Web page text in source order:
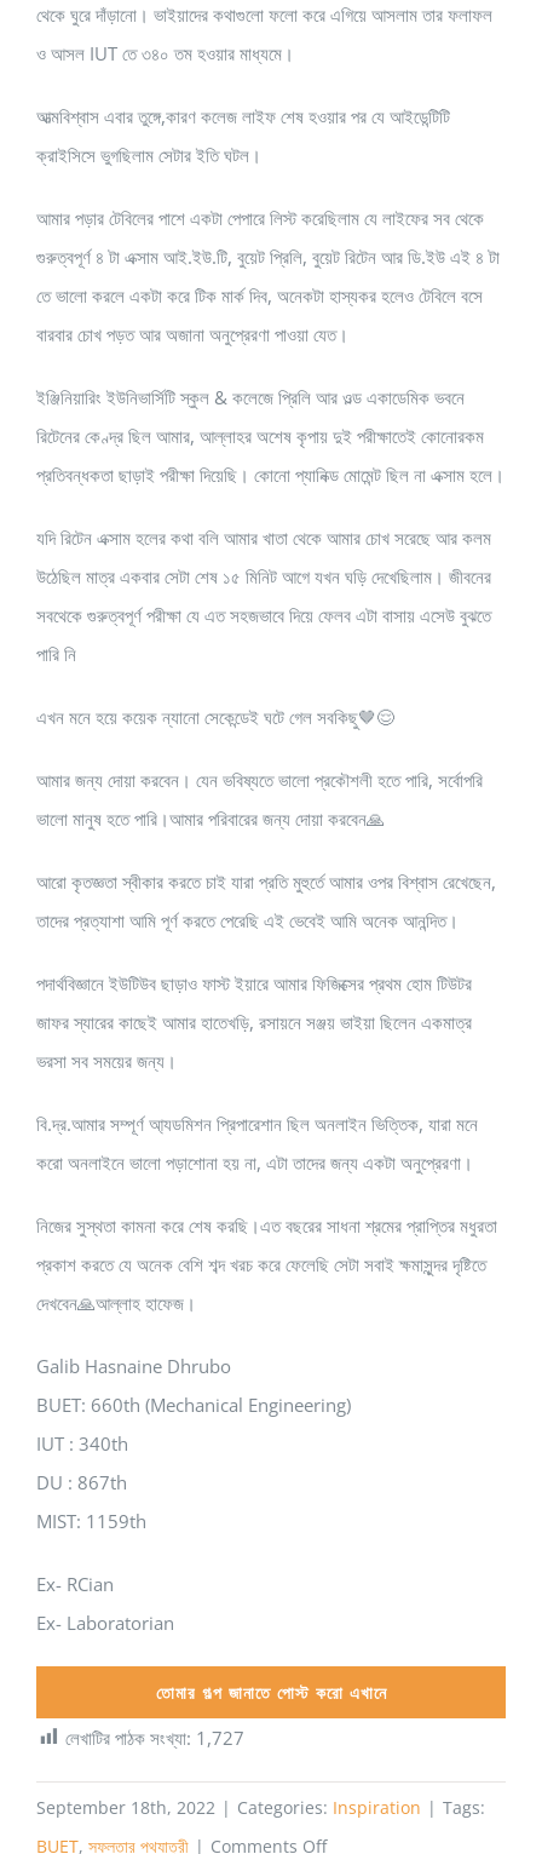
থেকে ঘুরে দাঁড়ানো। ভাইয়াদের কথাগুলো ফলো করে এগিয়ে আসলাম তার ফলাফল
ও আসল IUT তে ৩৪০ তম হওয়ার মাধ্যমে।
আত্মবিশ্বাস এবার তুঙ্গে,কারণ কলেজ লাইফ শেষ হওয়ার পর যে আইডেন্টিটি
ক্রাইসিসে ভুগছিলাম সেটার ইতি ঘটল।
আমার পড়ার টেবিলের পাশে একটা পেপারে লিস্ট করেছিলাম যে লাইফের সব থেকে
গুরুত্বপূর্ণ ৪ টা এক্সাম আই.ইউ.টি, বুয়েট প্রিলি, বুয়েট রিটেন আর ডি.ইউ এই ৪ টা
তে ভালো করলে একটা করে টিক মার্ক দিব, অনেকটা হাস্যকর হলেও টেবিলে বসে
বারবার চোখ পড়ত আর অজানা অনুপ্রেরণা পাওয়া যেত।
ইঞ্জিনিয়ারিং ইউনিভার্সিটি স্কুল & কলেজে প্রিলি আর ওল্ড একাডেমিক ভবনে
রিটেনের কেণ্দ্র ছিল আমার, আল্লাহর অশেষ কৃপায় দুই পরীক্ষাতেই কোনোরকম
প্রতিবন্ধকতা ছাড়াই পরীক্ষা দিয়েছি। কোনো প্যানিক্ড মোমেন্ট ছিল না এক্সাম হলে।
যদি রিটেন এক্সাম হলের কথা বলি আমার খাতা থেকে আমার চোখ সরেছে আর কলম
উঠেছিল মাত্র একবার সেটা শেষ ১৫ মিনিট আগে যখন ঘড়ি দেখেছিলাম। জীবনের
সবথেকে গুরুত্বপূর্ণ পরীক্ষা যে এত সহজভাবে দিয়ে ফেলব এটা বাসায় এসেউ বুঝতে
পারি নি
এখন মনে হয়ে কয়েক ন্যানো সেকেন্ডেই ঘটে গেল সবকিছু🤎😌
আমার জন্য দোয়া করবেন। যেন ভবিষ্যতে ভালো প্রকৌশলী হতে পারি, সর্বোপরি
ভালো মানুষ হতে পারি।আমার পরিবারের জন্য দোয়া করবেন🙏
আরো কৃতজ্ঞতা স্বীকার করতে চাই যারা প্রতি মুহুর্তে আমার ওপর বিশ্বাস রেখেছেন,
তাদের প্রত্যাশা আমি পূর্ণ করতে পেরেছি এই ভেবেই আমি অনেক আনন্দিত।
পদার্থবিজ্ঞানে ইউটিউব ছাড়াও ফাস্ট ইয়ারে আমার ফিজিক্সের প্রথম হোম টিউটর
জাফর স্যারের কাছেই আমার হাতেখড়ি, রসায়নে সঞ্জয় ভাইয়া ছিলেন একমাত্র
ভরসা সব সময়ের জন্য।
বি.দ্র.আমার সম্পূর্ণ আ্যডমিশন প্রিপারেশান ছিল অনলাইন ভিত্তিক, যারা মনে
করো অনলাইনে ভালো পড়াশোনা হয় না, এটা তাদের জন্য একটা অনুপ্রেরণা।
নিজের সুস্থতা কামনা করে শেষ করছি।এত বছরের সাধনা শ্রমের প্রাপ্তির মধুরতা
প্রকাশ করতে যে অনেক বেশি শব্দ খরচ করে ফেলেছি সেটা সবাই ক্ষমাসুন্দর দৃষ্টিতে
দেখবেন🙏আল্লাহ হাফেজ।
Galib Hasnaine Dhrubo
BUET: 660th (Mechanical Engineering)
IUT : 340th
DU : 867th
MIST: 1159th
Ex- RCian
Ex- Laboratorian
তোমার গল্প জানাতে পোস্ট করো এখানে
লেখাটির পাঠক সংখ্যা: 1,727
September 18th, 2022 | Categories: Inspiration | Tags:
BUET, সফলতার পথযাত্রী | Comments Offon